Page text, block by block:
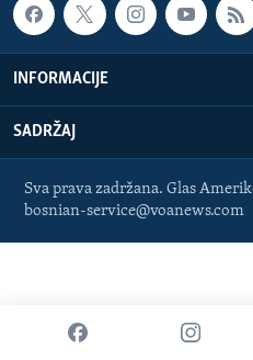
INFORMACIJE
SADRŽAJ
Sva prava zadržana. Glas
bosnian-service@voanews.com